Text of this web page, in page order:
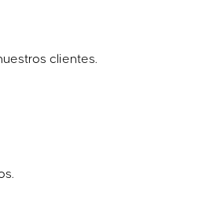
clientes.